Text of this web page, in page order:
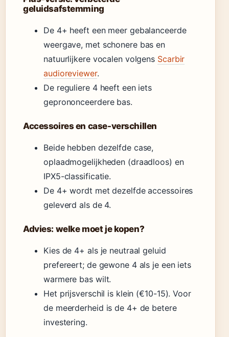
geluidsafstemming
De 4+ heeft een meer gebalanceerde
weergave, met schonere bas en
natuurlijkere vocalen volgens Scarbir
audioreviewer.
De reguliere 4 heeft een iets
geprononceerdere bas.
Accessoires en case-verschillen
Beide hebben dezelfde case,
oplaadmogelijkheden (draadloos) en
IPX5-classificatie.
De 4+ wordt met dezelfde accessoires
geleverd als de 4.
Advies: welke moet je kopen?
Kies de 4+ als je neutraal geluid
prefereert; de gewone 4 als je een iets
warmere bas wilt.
Het prijsverschil is klein (€10-15). Voor
de meerderheid is de 4+ de betere
investering.